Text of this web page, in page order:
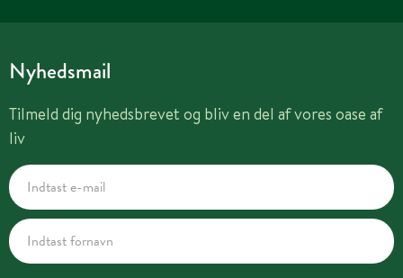
Nyhedsmail
Tilmeld dig nyhedsbrevet og bliv en del af vores oase af
liv